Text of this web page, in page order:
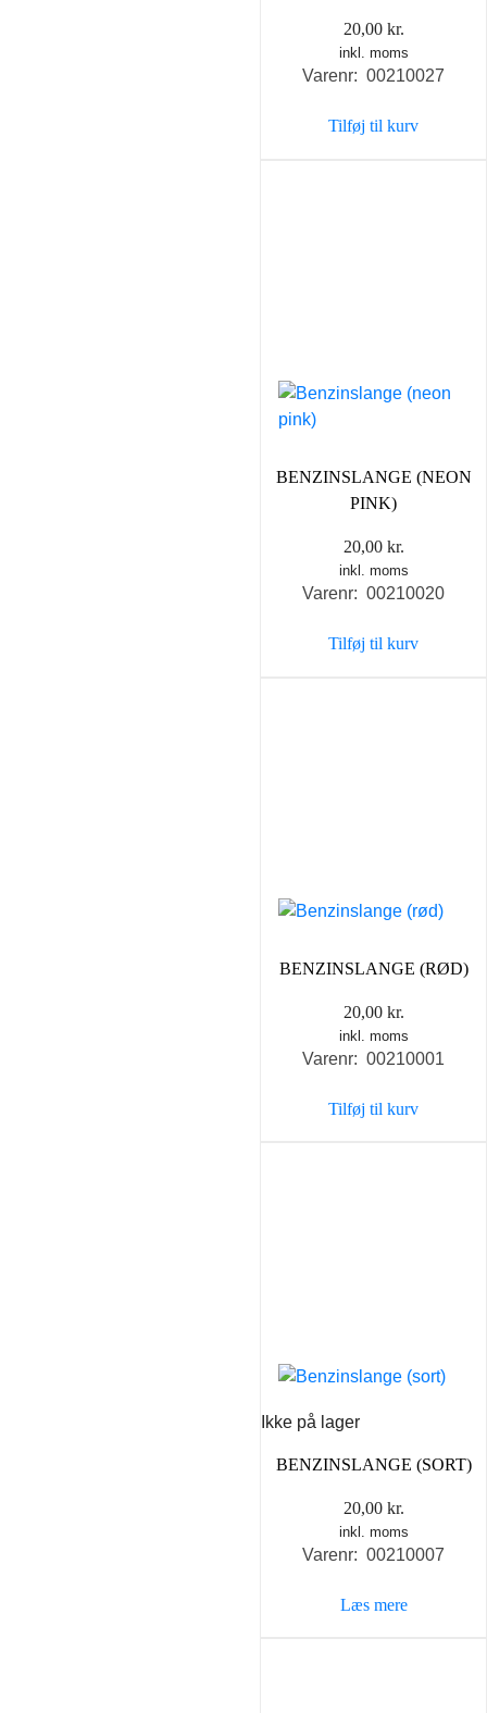
20,00 kr.
inkl. moms
Varenr: 00210027
Tilføj til kurv
BENZINSLANGE (NEON
PINK)
20,00 kr.
inkl. moms
Varenr: 00210020
Tilføj til kurv
BENZINSLANGE (RØD)
20,00 kr.
inkl. moms
Varenr: 00210001
Tilføj til kurv
Ikke på lager
BENZINSLANGE (SORT)
20,00 kr.
inkl. moms
Varenr: 00210007
Læs mere